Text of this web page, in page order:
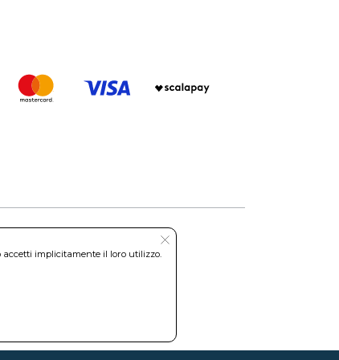
RM-535144
implicitamente il loro utilizzo.